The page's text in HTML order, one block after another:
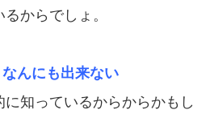
からでしょ。
んにも出来ない
知っているからからかもし